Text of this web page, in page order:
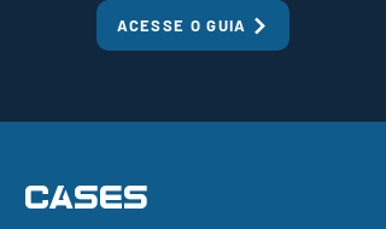
ACESSE O GUIA
CASES